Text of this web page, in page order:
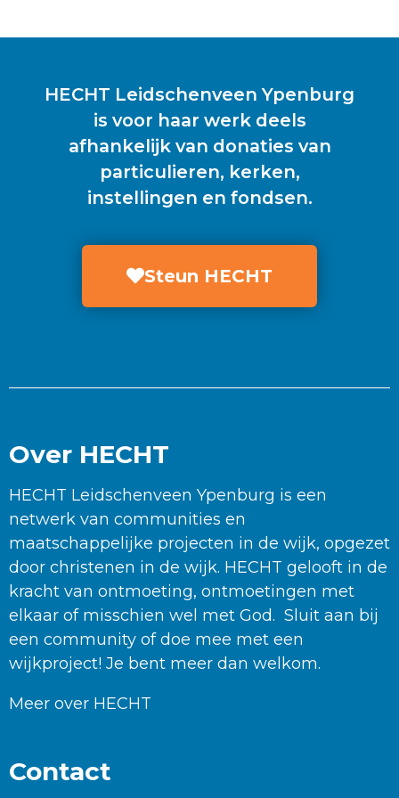
HECHT Leidschenveen Ypenburg
is voor haar werk deels
afhankelijk van donaties van
particulieren, kerken,
instellingen en fondsen.
Steun HECHT
Over HECHT
HECHT Leidschenveen Ypenburg is een
netwerk van communities en
maatschappelijke projecten in de wijk, opgezet
door christenen in de wijk. HECHT gelooft in de
kracht van ontmoeting, ontmoetingen met
elkaar of misschien wel met God. Sluit aan bij
een community of doe mee met een
wijkproject! Je bent meer dan welkom.
Meer over HECHT
Contact